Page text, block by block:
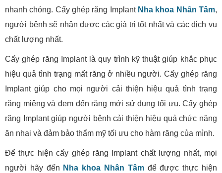
nhanh chóng. Cấy ghép răng Implant Nha khoa Nhân Tâm,
người bệnh sẽ nhận được các giá trị tốt nhất và các dịch vụ
chất lượng nhất.
Cấy ghép răng Implant là quy trình kỹ thuật giúp khắc phục
hiệu quả tình trạng mất răng ở nhiều người. Cấy ghép răng
Implant giúp cho mọi người cải thiện hiệu quả tình trạng
răng miệng và đem đến răng mới sử dụng tối ưu. Cấy ghép
răng Implant giúp người bệnh cải thiện hiệu quả chức năng
ăn nhai và đảm bảo thẩm mỹ tối ưu cho hàm răng của mình.
Để thực hiện cấy ghép răng Implant chất lượng nhất, mọi
người hãy đến Nha khoa Nhân Tâmđể được thực hiện